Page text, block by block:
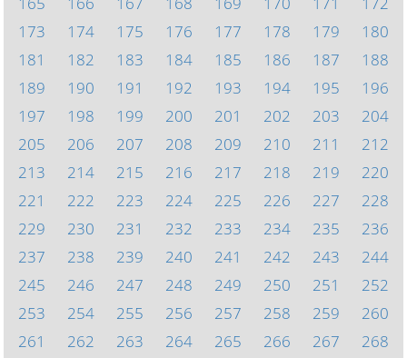
173
174 175 176 177 178 179
180
181
182 183 184 185 186 187
188
189
190 191 192 193 194 195
196
197
198 199 200 201 202 203
204
205
206 207 208 209 210 211
212
213
214 215 216 217 218 219
220
221
222 223 224 225 226 227
228
229
230 231 232 233 234 235
236
237
238 239 240 241 242 243
244
245
246 247 248 249 250 251
252
253
254 255 256 257 258 259
260
261
262 263 264 265 266 267
268